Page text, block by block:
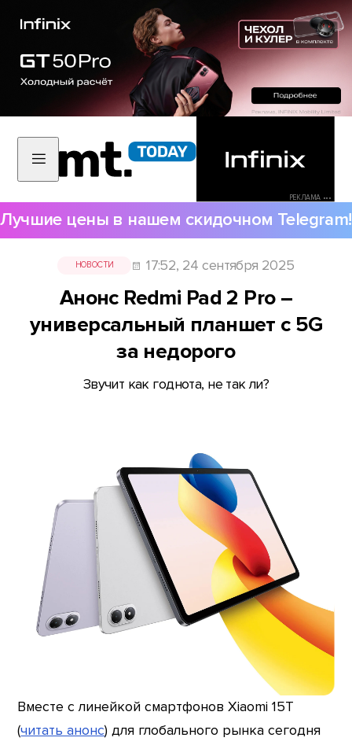
РЕКЛАМА •••
Лучшие цены в нашем скидочном Telegram!
НОВОСТИ 17:52, 24 сентября 2025
Анонс Redmi Pad 2 Pro –
универсальный планшет с 5G
за недорого
Звучит как годнота, не так ли?
Вместе с линейкой смартфонов Xiaomi 15T
(читать анонс) для глобального рынка сегодня